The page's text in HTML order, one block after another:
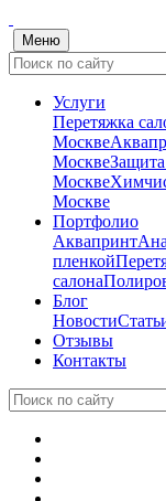
Меню
Услуги
Перетяжка
Москве
Москве
Москве
Москве
Портфолио
Аквапринт
пленкой
салона
Блог
Новости
Отзывы
Контакты